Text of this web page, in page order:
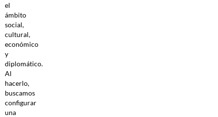
el
ámbito
social,
cultural,
económico
y
diplomático.
Al
hacerlo,
buscamos
configurar
una